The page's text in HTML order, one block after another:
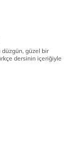
düzgün, güzel bir
dersinin içeriğiyle